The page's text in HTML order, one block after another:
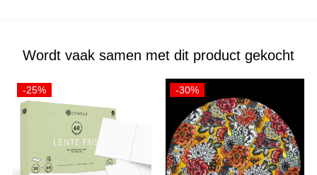
Wordt vaak samen met dit product gekocht
-25% -30%